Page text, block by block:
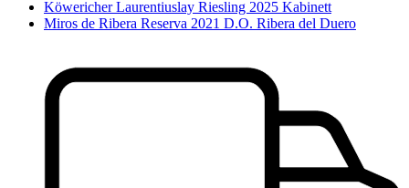
Köwericher Laurentiuslay Riesling 2025 Kabinett
Miros de Ribera Reserva 2021 D.O. Ribera del Duero